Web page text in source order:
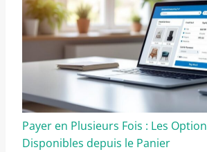
Payer en Plusieurs Fois : Les
Disponibles depuis le Panier